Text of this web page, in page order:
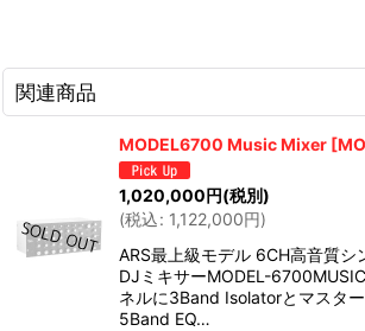
関連商品
MODEL6700 Music Mixer [
1,020,000円(税別)
(税込: 1,122,000円)
ARS最上級モデル 6CH高音質シ
DJミキサーMODEL-
ネルに3Band Isolatorとマスタ
5Band EQ…